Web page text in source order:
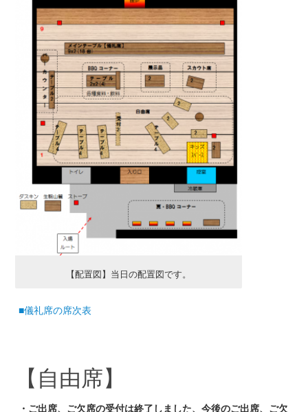
【配置図】当日の配置図です。
■儀礼席の席次表
【自由席】
・ご出席、ご欠席の受付は終了しました、今後のご出席、ご欠